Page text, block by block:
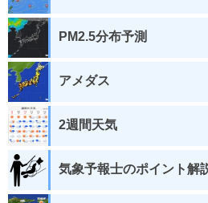
PM2.5分布予測
アメダス
2週間天気
気象予報士のポイント解